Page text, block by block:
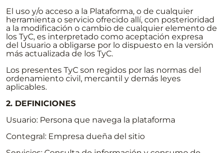
El uso y/o acceso a la Plataforma, o de cualquier
herramienta o servicio ofrecido allí, con posterioridad
a la modificación o cambio de cualquier elemento de
los TyC, es interpretado como aceptación expresa
del Usuario a obligarse por lo dispuesto en la versión
más actualizada de los TyC.
Los presentes TyC son regidos por las normas del
ordenamiento civil, mercantil y demás leyes
aplicables.
2. DEFINICIONES
Usuario: Persona que navega la plataforma
Contegral: Empresa dueña del sitio